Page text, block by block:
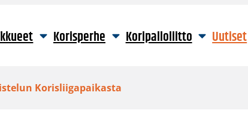
Korisperhe Koripalloliitto Uutiset
Korisliigapaikasta